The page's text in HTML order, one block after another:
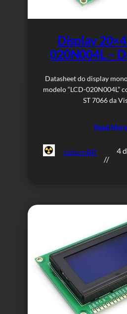
Display
020N004L –
Datasheet do display
modelo “LCD-020N004L”
ST 7066 da
Read More
JailsonBR
//
4